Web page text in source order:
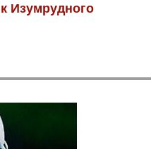
Изумрудного